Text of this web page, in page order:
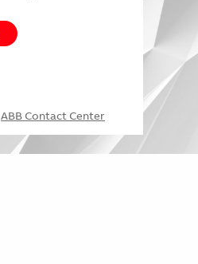
ABB Contact Center